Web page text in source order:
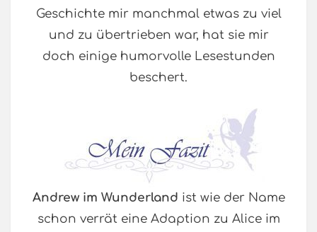
Geschichte mir manchmal etwas zu viel
und zu übertrieben war, hat sie mir
doch einige humorvolle Lesestunden
beschert.
Andrew im Wunderland ist wie der Name
schon verrät eine Adaption zu Alice im